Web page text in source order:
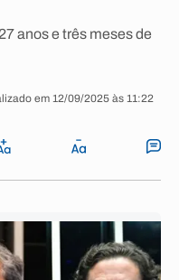
anos e três meses de
em 12/09/2025 às 11:22